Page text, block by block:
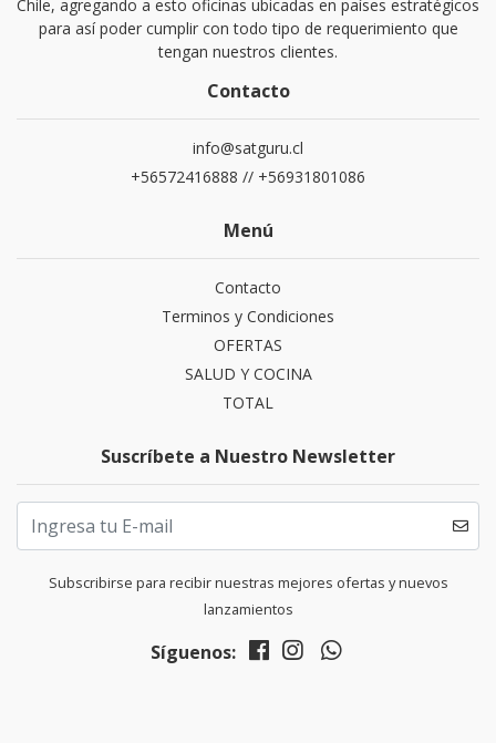
Chile, agregando a esto oficinas ubicadas en países estratégicos
para así poder cumplir con todo tipo de requerimiento que
tengan nuestros clientes.
Contacto
info@satguru.cl
+56572416888 // +56931801086
Menú
Contacto
Terminos y Condiciones
OFERTAS
SALUD Y COCINA
TOTAL
Suscríbete a Nuestro Newsletter
Subscribirse para recibir nuestras mejores ofertas y nuevos
lanzamientos
Síguenos: